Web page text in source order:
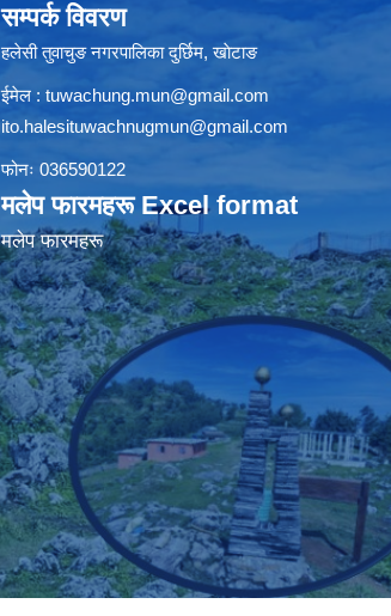
सम्पर्क विवरण
हलेसी तुवाचुङ नगरपालिका दुर्छिम, खाेटाङ
ईमेल : tuwachung.mun@gmail.com
ito.halesituwachnugmun@gmail.com
फोनः 036590122
मलेप फारमहरू Excel format
मलेप फारमहरू